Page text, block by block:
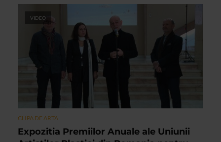
VIDEO
CLIPA DE ARTA
Expozitia Premiilor Anuale ale Uniunii